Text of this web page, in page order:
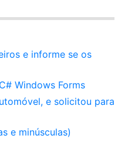
e informe se os
Windows Forms
e solicitou para
e minúsculas)